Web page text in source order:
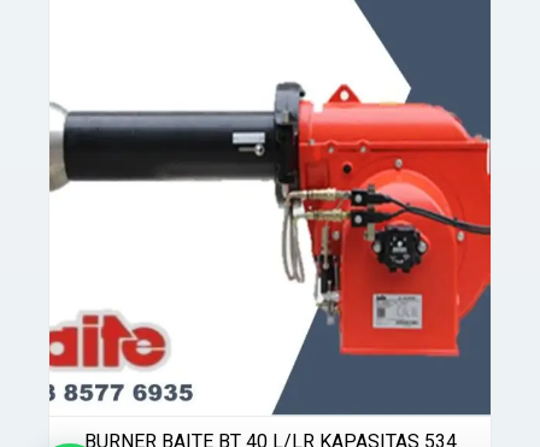
Details
BURNER BAITE BT 40 L/LR KAPASITAS 534